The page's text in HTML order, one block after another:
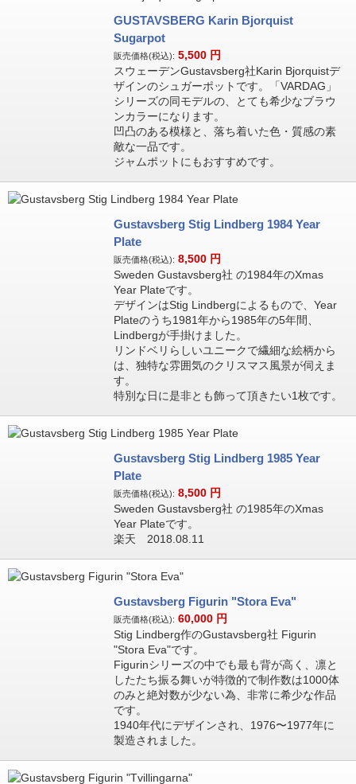
GUSTAVSBERG Karin Bjorquist
Sugarpot
販売価格(税込): 5,500 円
スウェーデンGustavsberg社Karin Bjorquistデ
ザインのシュガーポットです。「VARDAG」
シリーズの同モデルの、とても希少なブラウ
ンカラーになります。
凹凸のある模様と、落ち着いた色・質感の素
敵な一品です。
ジャムポットにもおすすめです。
Gustavsberg Stig Lindberg 1984 Year
Plate
販売価格(税込): 8,500 円
Sweden Gustavsberg社 の1984年のXmas
Year Plateです。
デザインはStig Lindbergによるもので、Year
Plateのうち1981年から1985年の5年間、
Lindbergが手掛けました。
リンドベリらしいユニークで繊細な絵柄から
は、独特な雰囲気のクリスマス風景が伺えま
す。
特別な日に是非とも飾って頂きたい1枚です。
Gustavsberg Stig Lindberg 1985 Year
Plate
販売価格(税込): 8,500 円
Sweden Gustavsberg社 の1985年のXmas
Year Plateです。
楽天 2018.08.11
Gustavsberg Figurin "Stora Eva"
販売価格(税込): 60,000 円
Stig Lindberg作のGustavsberg社 Figurin
"Stora Eva"です。
Figurinシリーズの中でも最も背が高く、凛と
したたち振る舞いが特徴的で制作数は1000体
のみと絶対数が少ない為、非常に希少な作品
です。
1940年代にデザインされ、1976〜1977年に
製造されました。